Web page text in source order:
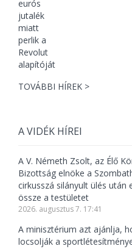
TOVÁBBI HÍREK >
A VIDÉK HÍREI
A V. Németh Zsolt, az Élő
Bizottság elnöke a
cirkusszá silányult ülés után
össze a testületet
2026. augusztus 7. 17:41
A minisztérium azt ajánlja,
locsolják a